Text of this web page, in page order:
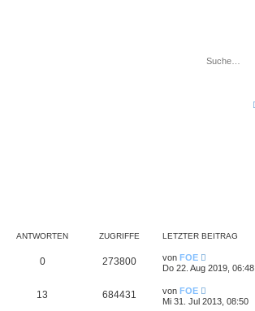
ANTWORTEN ZUGRIFFE LETZTER BEITRAG
0 273800 von FOE
Do 22. Aug 2019, 06:48
13 684431 von FOE
Mi 31. Jul 2013, 08:50